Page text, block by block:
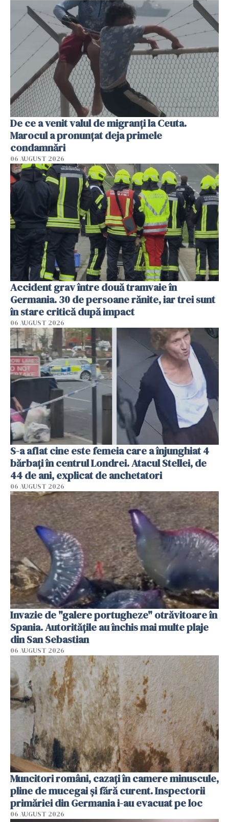
De ce a venit valul de migranți la Ceuta.
Marocul a pronunțat deja primele
condamnări
06 AUGUST 2026
Accident grav între două tramvaie în
Germania. 30 de persoane rănite, iar trei sunt
în stare critică după impact
06 AUGUST 2026
S-a aflat cine este femeia care a înjunghiat 4
bărbați în centrul Londrei. Atacul Stellei, de
44 de ani, explicat de anchetatori
06 AUGUST 2026
Invazie de "galere portugheze" otrăvitoare în
Spania. Autoritățile au închis mai multe plaje
din San Sebastian
06 AUGUST 2026
Muncitori români, cazați în camere minuscule,
pline de mucegai și fără curent. Inspectorii
primăriei din Germania i-au evacuat pe loc
06 AUGUST 2026